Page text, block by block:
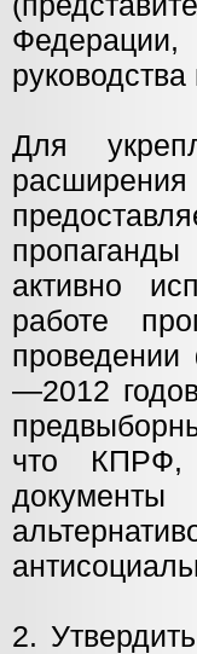
Для
расширения
активно
работе
—2012
что КПРФ,
2.